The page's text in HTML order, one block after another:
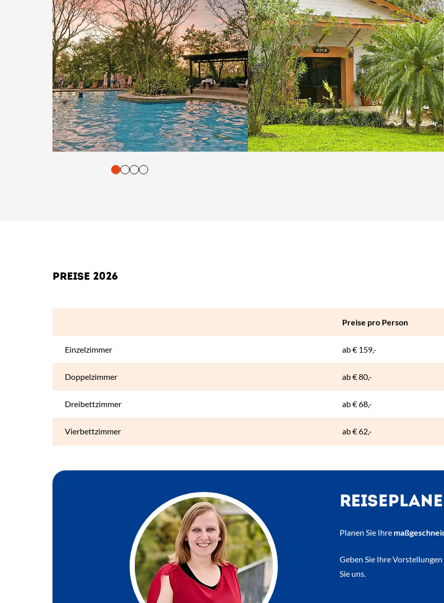
Bestätigung und Vorlesen der Inhalte mit Leertaste oder Tabulator-Taste.
PREISE 2026
Preise pro Person
Einzelzimmer ab€ 159,-
Doppelzimmer ab€ 80,-
Dreibettzimmer ab€ 68,-
Vierbettzimmer ab€ 62,-
Planen Sie Ihre
Geben Sie Ihre
Sie uns.